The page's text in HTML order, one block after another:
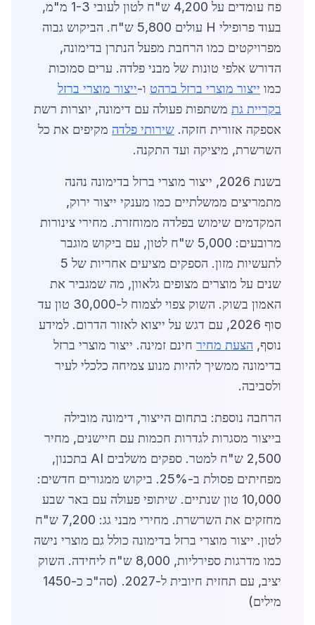
פח עומדים על 4,200 ש"ח לטון לעובי 1-3 מ"מ,
בעוד פרופילי H עולים 5,800 ש"ח. הביקוש גבוה
מפרויקטים כמו הרחבת מפעל הנתרן בדימונה,
הדורש אלפי טונות של מבני פלדה. ערים סמוכות
כמו ייצור מוצרי ברזל ברהט ו-ייצור מוצרי ברזל
בקריית גת משתפות פעולה עם דימונה, יוצרות רשת
אספקה אזורית חזקה. שירותי פלדה מקיפים את כל
השרשרת, מיציקה ועד התקנה.
בשנת 2026, ייצור מוצרי ברזל בדימונה נהנה
מתמריצים ממשלתיים כמו מענקי ייצור ירוק,
המקדמים שימוש בפלדה ממוחזרת. מחירי צינורות
מרובעים: 5,000 ש"ח לטון, עם ביקוש מוגבר
לתעשיות מזון. הספקים מציעים אחריות של 5
שנים על מוצרים מצופים גלאוון, מה שמגביר את
האמון בשוק. השוק צפוי לצמוח ל-30,000 טון עד
סוף 2026, עם דגש על ייצוא לאזור הדרום. למידע
נוסף, הצעת מחיר חינם זמינה. ייצור מוצרי ברזל
בדימונה ממשיך להיות מנוע צמיחה כלכלי לעיר
ולסביבה.
הרחבה נוספת: בתחום הייצור, דימונה מובילה
בייצור מסגרות לגדרות חכמות עם חיישנים, מחיר
2,500 ש"ח למטר. ספקים משלבים AI בתכנון,
מפחיתים פסולת ב-25%. ביקוש ממגורים חדשים:
10,000 טון שנתיים. שיתופי פעולה עם באר שבע
מחזקים את השרשרת. מחירי מבני גג: 7,200 ש"ח
לטון. ייצור מוצרי ברזל בדימונה כולל גם מוצרי נישה
כמו מדרגות ספירליות, 8,000 ש"ח ליחידה. השוק
יציב, עם תחזית חיובית ל-2027. (סה"כ כ-1450
מילים)